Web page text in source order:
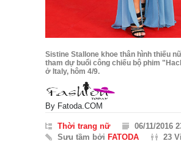
Sistine Stallone khoe thân hình thiếu
tham dự buổi công chiếu bộ phim
ở Italy, hôm 4/9.
By Fatoda.COM
Thời trang nữ
06/11/2016
Sưu tầm bởi FATODA 23